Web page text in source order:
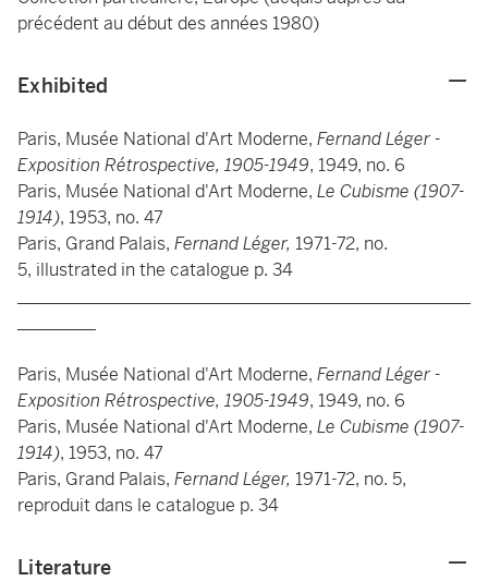
précédent au début des années 1980)
Exhibited
Paris, Musée National d'Art Moderne, Fernand Léger -
Exposition Rétrospective, 1905-1949, 1949, no. 6
Paris, Musée National d'Art Moderne, Le Cubisme (1907-
1914), 1953, no. 47
Paris, Grand Palais, Fernand Léger, 1971-72, no.
5, illustrated in the catalogue p. 34
Paris, Musée National d'Art Moderne, Fernand Léger -
Exposition Rétrospective, 1905-1949, 1949, no. 6
Paris, Musée National d'Art Moderne, Le Cubisme (1907-
1914), 1953, no. 47
Paris, Grand Palais, Fernand Léger, 1971-72, no. 5,
reproduit dans le catalogue p. 34
Literature